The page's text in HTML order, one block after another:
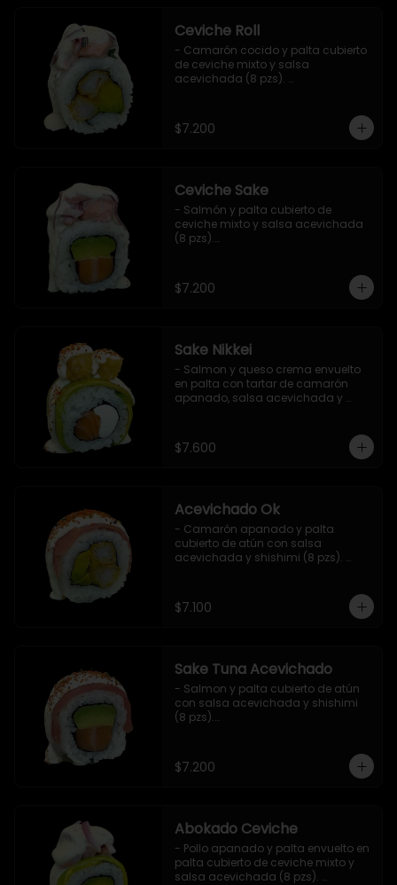
Ceviche Roll
- Camarón cocido y palta cubierto
de ceviche mixto y salsa
acevichada (8 pzs).
$7.200
Ceviche Sake
- Salmón y palta cubierto de
ceviche mixto y salsa acevichada
(8 pzs).
$7.200
Sake Nikkei
- Salmon y queso crema envuelto
en palta con tartar de camarón
apanado, salsa acevichada y
$7.600
Acevichado Ok
- Camarón apanado y palta
cubierto de atún con salsa
acevichada y shishimi (8 pzs).
$7.100
Sake Tuna Acevichado
- Salmon y palta cubierto de atún
con salsa acevichada y shishimi
(8 pzs).
$7.200
Abokado Ceviche
- Pollo apanado y palta envuelto en
palta cubierto de ceviche mixto y
salsa acevichada (8 pzs).